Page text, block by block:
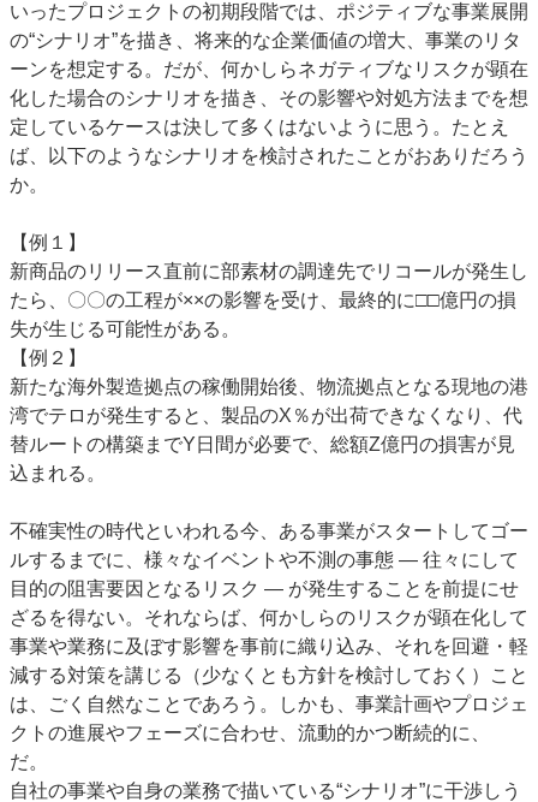
いったプロジェクトの初期段階では、ポジティブな事業展開
の“シナリオ”を描き、将来的な企業価値の増大、事業のリタ
ーンを想定する。だが、何かしらネガティブなリスクが顕在
化した場合のシナリオを描き、その影響や対処方法までを想
定しているケースは決して多くはないように思う。たとえ
ば、以下のようなシナリオを検討されたことがおありだろう
か。
【例１】
新商品のリリース直前に部素材の調達先でリコールが発生し
たら、〇〇の工程が××の影響を受け、最終的に□□億円の損
失が生じる可能性がある。
【例２】
新たな海外製造拠点の稼働開始後、物流拠点となる現地の港
湾でテロが発生すると、製品のX％が出荷できなくなり、代
替ルートの構築までY日間が必要で、総額Z億円の損害が見
込まれる。
不確実性の時代といわれる今、ある事業がスタートしてゴー
ルするまでに、様々なイベントや不測の事態 ― 往々にして
目的の阻害要因となるリスク ― が発生することを前提にせ
ざるを得ない。それならば、何かしらのリスクが顕在化して
事業や業務に及ぼす影響を事前に織り込み、それを回避・軽
減する対策を講じる（少なくとも方針を検討しておく）こと
は、ごく自然なことであろう。しかも、事業計画やプロジェ
クトの進展やフェーズに合わせ、流動的かつ断続的に、
だ。
自社の事業や自身の業務で描いている“シナリオ”に干渉しう